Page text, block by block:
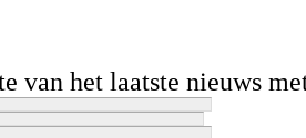
van het laatste nieuws